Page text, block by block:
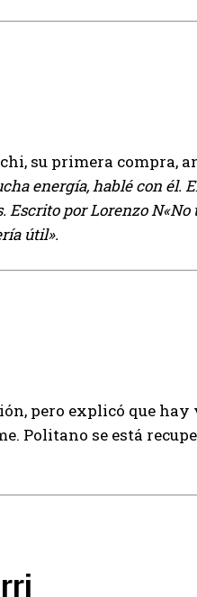
su primera compra,
energía, hablé con él.
Escrito por Lorenzo N«No
útil».
pero explicó que hay
Politano se está